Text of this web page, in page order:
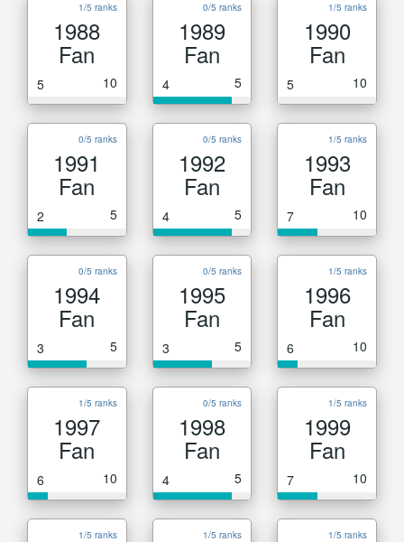
1/5 ranks
1988
Fan
5 10
0/5 ranks
1989
Fan
4 5
1/5 ranks
1990
Fan
5 10
0/5 ranks
1991
Fan
2 5
0/5 ranks
1992
Fan
4 5
1/5 ranks
1993
Fan
7 10
0/5 ranks
1994
Fan
3 5
0/5 ranks
1995
Fan
3 5
1/5 ranks
1996
Fan
6 10
1/5 ranks
1997
Fan
6 10
0/5 ranks
1998
Fan
4 5
1/5 ranks
1999
Fan
7 10
1/5 ranks 1/5 ranks 1/5 ranks